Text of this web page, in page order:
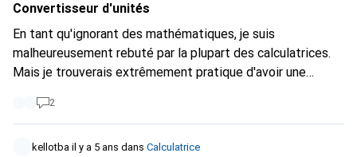
Convertisseur d'unités
En tant qu'ignorant des mathématiques, je suis
malheureusement rebuté par la plupart des calculatrices.
Mais je trouverais extrêmement pratique d'avoir une
d'unités... existe-t-il une telle chose ? Ou est-ce que je
devrais acheter un monstre du type TI-92 (que j'avais au
lycée ;)) et le programmer moi-même ?
2
kellotba il y a 5 ans dans Calculatrice